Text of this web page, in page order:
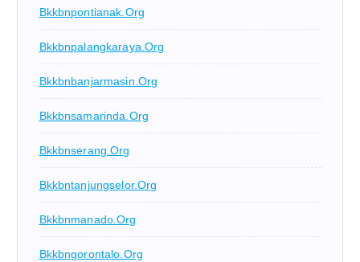
Bkkbnpontianak.org
Bkkbnpalangkaraya.org
Bkkbnbanjarmasin.org
Bkkbnsamarinda.org
Bkkbnserang.org
Bkkbntanjungselor.org
Bkkbnmanado.org
Bkkbngorontalo.org